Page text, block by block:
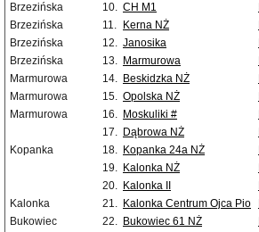
Brzezińska
10. CH M1
Brzezińska
11. Kerna NŻ
Brzezińska
12. Janosika
Brzezińska
13. Marmurowa
Marmurowa
14. Beskidzka NŻ
Marmurowa
15. Opolska NŻ
Marmurowa
16. Moskuliki #
17. Dąbrowa NŻ
Kopanka
18. Kopanka 24a NŻ
19. Kalonka NŻ
20. Kalonka II
Kalonka
21. Kalonka Centrum Ojca Pio
Bukowiec
22. Bukowiec 61 NŻ